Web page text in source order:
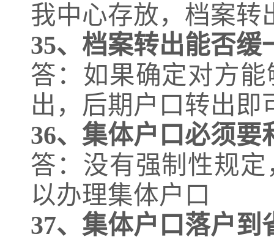
我中心存放，档案转
35、 档案转出能否缓
答：如果确定对方
出，后期户口转出即
36、 集体户口必须要
答：没有强制性规
以办理集体户口
37、 集体户口落户到